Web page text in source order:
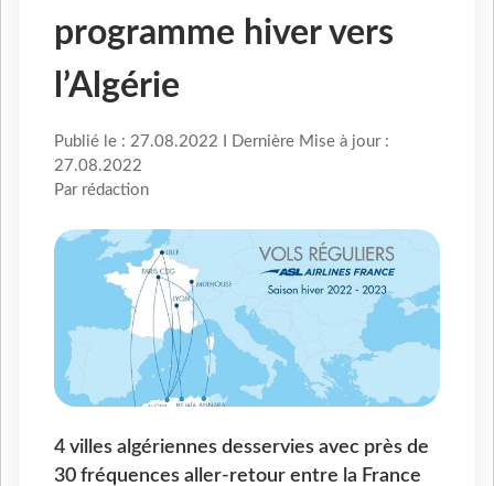
programme hiver vers
l’Algérie
Publié le : 27.08.2022 I Dernière Mise à jour :
27.08.2022
Par rédaction
4 villes algériennes desservies avec près de
30 fréquences aller-retour entre la France